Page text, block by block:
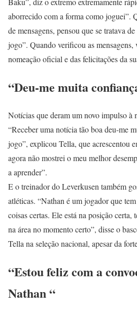
aborrecido com a forma como joguei”.
de mensagens, pensou que se tratava
jogo”. Quando verificou as mensagens,
nomeação oficial e das felicitações da
“Deu-me muita
Notícias que deram um novo impulso à
“Receber uma notícia tão boa deu-me
jogo”, explicou Tella, que acrescentou
agora não mostrei o meu melhor
a aprender”.
E o treinador do Leverkusen também
atléticas. “Nathan é um jogador que
coisas certas. Ele está na posição certa,
na área no momento certo”, disse o
Tella na seleção nacional, apesar da
“Estou feliz com a
Nathan “